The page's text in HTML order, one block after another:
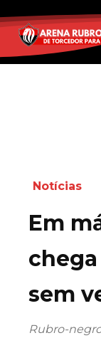
Notícias
Em
sem
Rubro-